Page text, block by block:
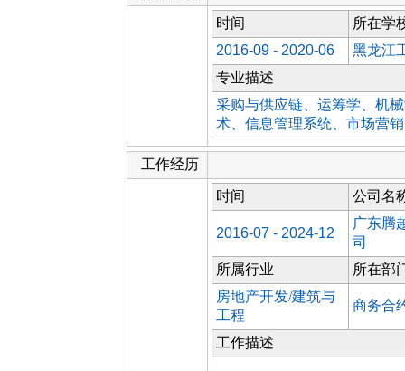
时间
所在学
2016-09 - 2020-06
黑龙江
专业描述
采购与供应链、运筹学、机
术、信息管理系统、市场营销
工作经历
时间 公司名
2016-07 - 2024-12
广东腾
司
所属行业
所在部
房地产开发/建筑与
工程
商务合
工作描述